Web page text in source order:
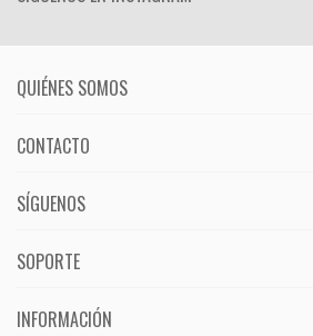
QUIÉNES SOMOS
CONTACTO
SÍGUENOS
SOPORTE
INFORMACIÓN